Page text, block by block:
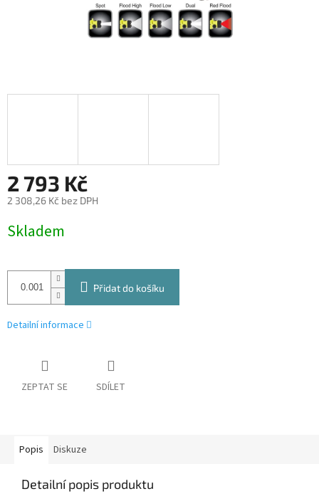
2 793 Kč
2 308,26 Kč bez DPH
cena:
Skladem
Přidat do košíku
Detailní informace
ZEPTAT SE SDÍLET
Popis Diskuze
Detailní popis produktu